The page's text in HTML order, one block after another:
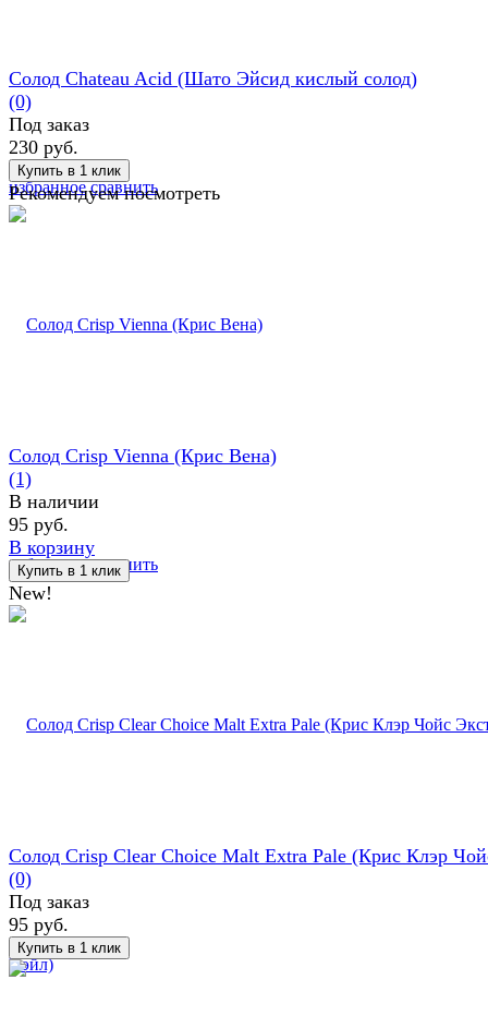
избранное сравнить
Солод Chateau Acid (Шато Эйсид кислый солод)
(0)
Под заказ
230 руб.
Рекомендуем посмотреть
избранное сравнить
Солод Crisp Vienna (Крис Вена)
(1)
В наличии
95 руб.
В корзину
New!
Солод Crisp Clear Choice Malt Extra Pale (Крис Клэр
(0)
Под заказ
95 руб.